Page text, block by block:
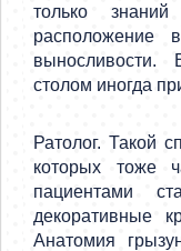
только
расположение
выносливости.
столом иногда
Ратолог. Такой
которых тоже
пациентами
декоративные
Анатомия